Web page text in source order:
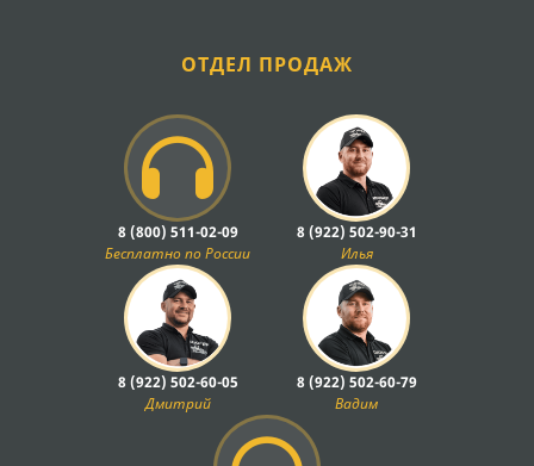
ОТДЕЛ ПРОДАЖ
8 (800) 511-02-09
Бесплатно по России
8 (922) 502-90-31
Илья
8 (922) 502-60-05
Дмитрий
8 (922) 502-60-79
Вадим